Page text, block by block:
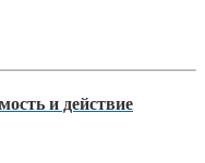
и действие